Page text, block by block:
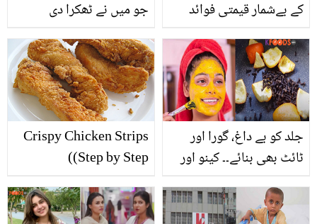
جو میں نے ٹھکرا دی
نے اداکارہ کترینہ کیف کے
ساتھ فلم میں کام کیوں نہ
کیا؟ انکشاف کردیا
کے بےشمار قیمتی فوائد
Crispy Chicken Strips
(Step by Step)
جلد کو بے داغ، گورا اور
ٹائٹ بھی بنائے۔۔ کینو اور
جس کی قیمت دکان والے